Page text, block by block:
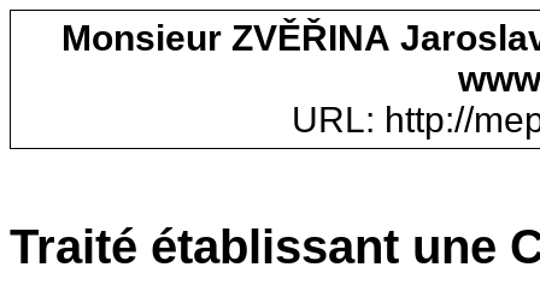
Monsieur ZVĚŘINA
URL: http://
Traité établissant une